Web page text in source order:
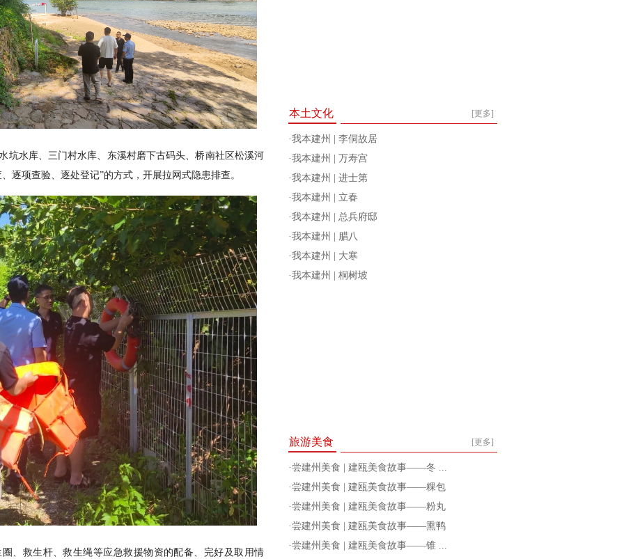
坑水库、三门村水库、东溪村磨下古码头、桥南社区松溪河
逐项查验、逐处登记”的方式，开展拉网式隐患排查。
、救生杆、救生绳等应急救援物资的配备、完好及取用情
[更多]
本土文化
·我本建州 | 李侗故居
·我本建州 | 万寿宫
·我本建州 | 进士第
·我本建州 | 立春
·我本建州 | 总兵府邸
·我本建州 | 腊八
·我本建州 | 大寒
·我本建州 | 桐树坡
[更多]
旅游美食
·尝建州美食 | 建瓯美食故事——冬 ...
·尝建州美食 | 建瓯美食故事——粿包
·尝建州美食 | 建瓯美食故事——粉丸
·尝建州美食 | 建瓯美食故事——熏鸭
·尝建州美食 | 建瓯美食故事——锥 ...